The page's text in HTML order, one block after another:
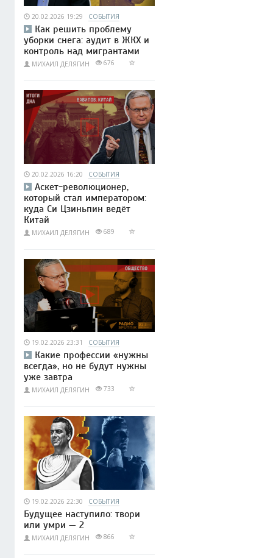
20.02.2026 19:29 СОБЫТИЯ
Как решить проблему
уборки снега: аудит в ЖКХ и
контроль над мигрантами
МИХАИЛ ДЕЛЯГИН 676
20.02.2026 16:20 СОБЫТИЯ
Аскет-революционер,
который стал императором:
куда Си Цзиньпин ведёт
Китай
МИХАИЛ ДЕЛЯГИН 689
19.02.2026 23:31 СОБЫТИЯ
Какие профессии «нужны
всегда», но не будут нужны
уже завтра
МИХАИЛ ДЕЛЯГИН 733
19.02.2026 22:30 СОБЫТИЯ
Будущее наступило: твори
или умри — 2
МИХАИЛ ДЕЛЯГИН 866